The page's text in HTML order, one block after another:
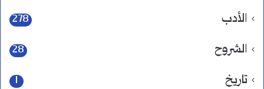
الأدب 278
الشروح 28
تاريخ 1